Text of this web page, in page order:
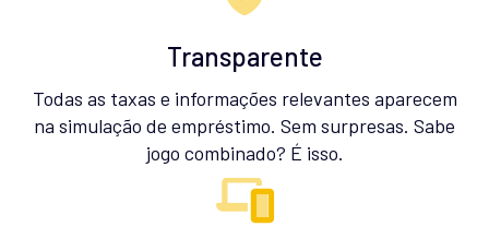
Transparente
Todas as taxas e informações relevantes aparecem
na simulação de empréstimo. Sem surpresas. Sabe
jogo combinado? É isso.